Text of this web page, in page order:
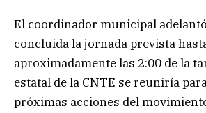
El coordinador municipal
concluida la jornada prevista
aproximadamente las 2:00 de la
estatal de la CNTE se reuniría
próximas acciones del